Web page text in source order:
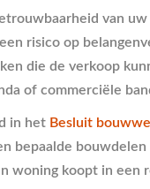
van
risico op
die de verkoop
of commerciële
in het Besluit
bepaalde
woning koopt in een